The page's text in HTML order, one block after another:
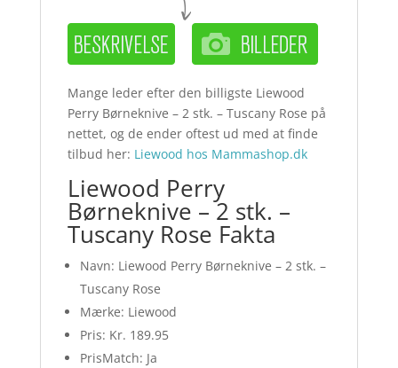
Mange leder efter den billigste Liewood
Perry Børneknive – 2 stk. – Tuscany Rose på
nettet, og de ender oftest ud med at finde
tilbud her: Liewood hos Mammashop.dk
Liewood Perry
Børneknive – 2 stk. –
Tuscany Rose Fakta
Navn: Liewood Perry Børneknive – 2 stk. –
Tuscany Rose
Mærke: Liewood
Pris: Kr. 189.95
PrisMatch: Ja